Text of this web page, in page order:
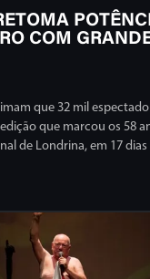
COM
que 32 mil
que marcou os 58
de Londrina, em 17 dias